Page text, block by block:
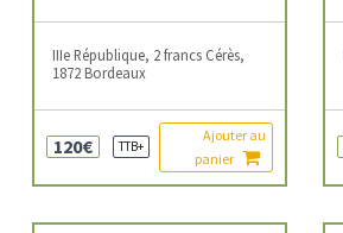
IIIe République, 2 francs Cérès,
1872 Bordeaux
120€ TTB+
Ajouter au
panier